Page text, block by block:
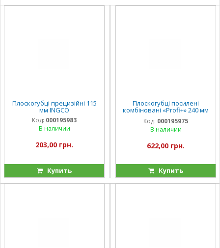
Плоскогубці прецизійні 115
мм INGCO
Код: 000195983
В наличии
203,00 грн.
Купить
Плоскогубці посилені
комбіновані «Profi+» 240 мм
INGCO INDUSTRIAL
Код: 000195975
В наличии
622,00 грн.
Купить